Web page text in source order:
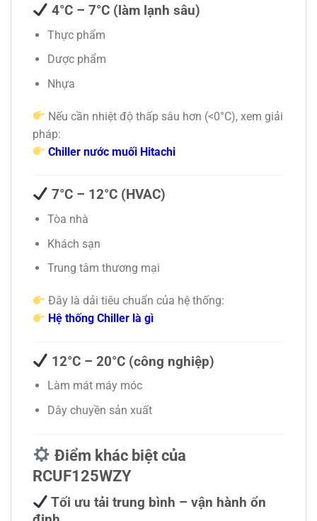
4°C – 7°C (làm lạnh sâu)
Thực phẩm
Dược phẩm
Nhựa
Nếu cần nhiệt độ thấp sâu hơn (<0°C), xem giải
pháp:
Chiller nước muối Hitachi
7°C – 12°C (HVAC)
Tòa nhà
Khách sạn
Trung tâm thương mại
Đây là dải tiêu chuẩn của hệ thống:
Hệ thống Chiller là gì
12°C – 20°C (công nghiệp)
Làm mát máy móc
Dây chuyền sản xuất
Điểm khác biệt của
RCUF125WZY
Tối ưu tải trung bình – vận hành ổn